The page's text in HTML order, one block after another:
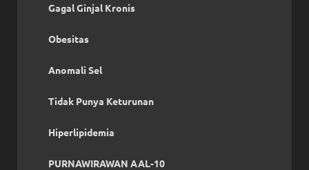
Gagal Ginjal Kronis
Obesitas
Anomali Sel
Tidak Punya Keturunan
Hiperlipidemia
PURNAWIRAWAN AAL-10